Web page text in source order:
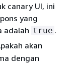
canary UI, ini
yang
adalah true .
akan
dengan